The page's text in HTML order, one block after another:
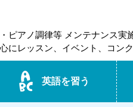
ピアノ調律等 メンテナンス実
にレッスン、イベント、コン
英語を習う